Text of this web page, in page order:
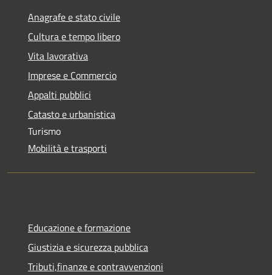
Anagrafe e stato civile
Cultura e tempo libero
Vita lavorativa
Imprese e Commercio
Appalti pubblici
Catasto e urbanistica
Turismo
Mobilità e trasporti
Educazione e formazione
Giustizia e sicurezza pubblica
Tributi,finanze e contravvenzioni